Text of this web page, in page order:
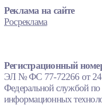
Реклама на сайте
Росреклама
Регистрационный
ЭЛ № ФС 77-72266 от
Федеральной службой по
информационных